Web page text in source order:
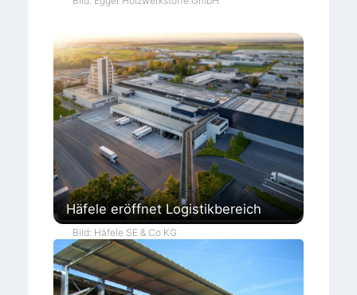
Häfele eröffnet Logistikbereich
Bild: Häfele SE & Co KG